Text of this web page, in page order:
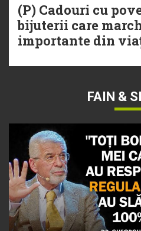
(P) Cadouri cu
bijuterii care
importante din
FAIN &